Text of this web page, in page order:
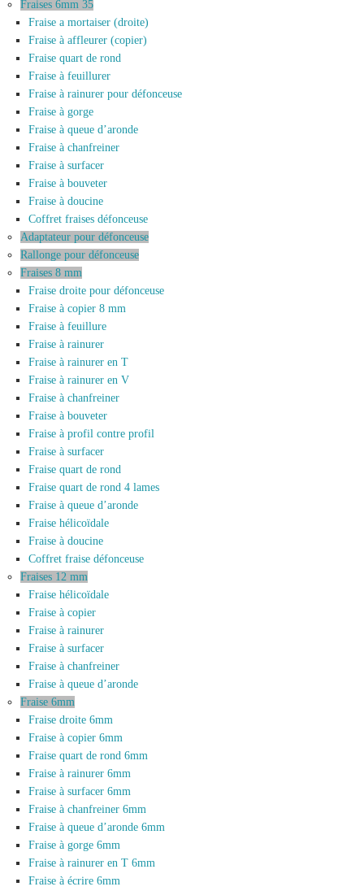
Fraises 6mm 35
Fraise a mortaiser (droite)
Fraise à affleurer (copier)
Fraise quart de rond
Fraise à feuillurer
Fraise à rainurer pour défonceuse
Fraise à gorge
Fraise à queue d’aronde
Fraise à chanfreiner
Fraise à surfacer
Fraise à bouveter
Fraise à doucine
Coffret fraises défonceuse
Adaptateur pour défonceuse
Rallonge pour défonceuse
Fraises 8 mm
Fraise droite pour défonceuse
Fraise à copier 8 mm
Fraise à feuillure
Fraise à rainurer
Fraise à rainurer en T
Fraise à rainurer en V
Fraise à chanfreiner
Fraise à bouveter
Fraise à profil contre profil
Fraise à surfacer
Fraise quart de rond
Fraise quart de rond 4 lames
Fraise à queue d’aronde
Fraise hélicoïdale
Fraise à doucine
Coffret fraise défonceuse
Fraises 12 mm
Fraise hélicoïdale
Fraise à copier
Fraise à rainurer
Fraise à surfacer
Fraise à chanfreiner
Fraise à queue d’aronde
Fraise 6mm
Fraise droite 6mm
Fraise à copier 6mm
Fraise quart de rond 6mm
Fraise à rainurer 6mm
Fraise à surfacer 6mm
Fraise à chanfreiner 6mm
Fraise à queue d’aronde 6mm
Fraise à gorge 6mm
Fraise à rainurer en T 6mm
Fraise à écrire 6mm